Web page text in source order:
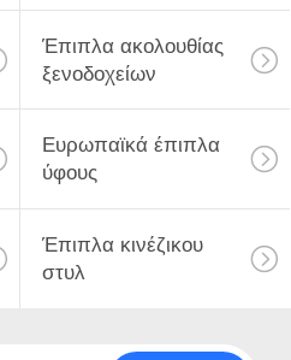
Έπιπλα ακολουθίας
ξενοδοχείων
Ευρωπαϊκά έπιπλα
ύφους
Έπιπλα κινέζικου
στυλ